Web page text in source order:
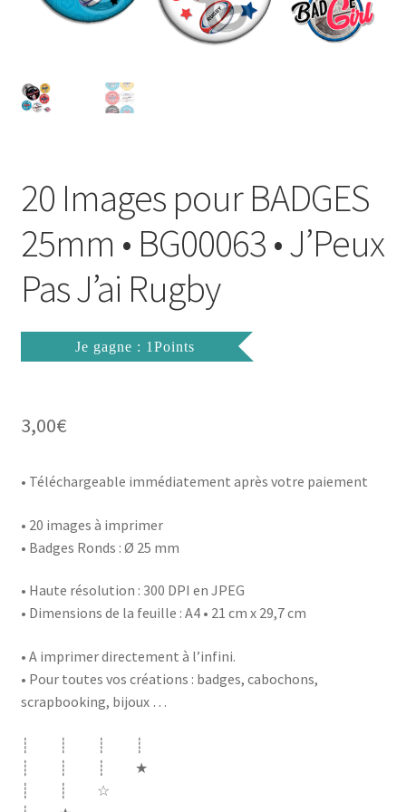
Mon compte
Politique de Confidentialité
Validation de la commande
20 Images pour BADGES
25mm • BG00063 • J’Peux
Pas J’ai Rugby
Je gagne : 1Points
3,00€
• Téléchargeable immédiatement après votre paiement
• 20 images à imprimer
• Badges Ronds : Ø 25 mm
• Haute résolution : 300 DPI en JPEG
• Dimensions de la feuille : A4 • 21 cm x 29,7 cm
• A imprimer directement à l’infini.
• Pour toutes vos créations : badges, cabochons,
scrapbooking, bijoux …
┊ ┊ ┊ ┊
┊ ┊ ┊ ★
┊ ┊ ☆